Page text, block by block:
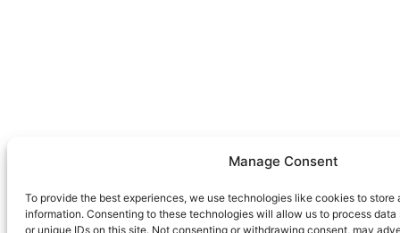
Manage Consent
To provide the best experiences, we use technologies like cookies to
information. Consenting to these technologies will allow us to process
or unique IDs on this site. Not consenting or withdrawing consent, may